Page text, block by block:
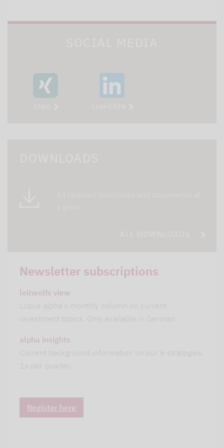
Newsletter subscriptions
leitwolfs view
Lupus alpha's monthly column on current
investment topics. Only available in German.
alpha insights
Current background information on our 6 strategies.
1x per quarter.
Register here